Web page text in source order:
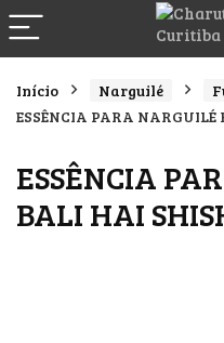
Início Narguilé
ESSÊNCIA PARA
ESSÊNCIA
BALI HAI